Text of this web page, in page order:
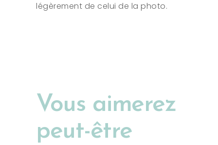
légèrement de celui de la photo.
Vous aimerez
peut-être